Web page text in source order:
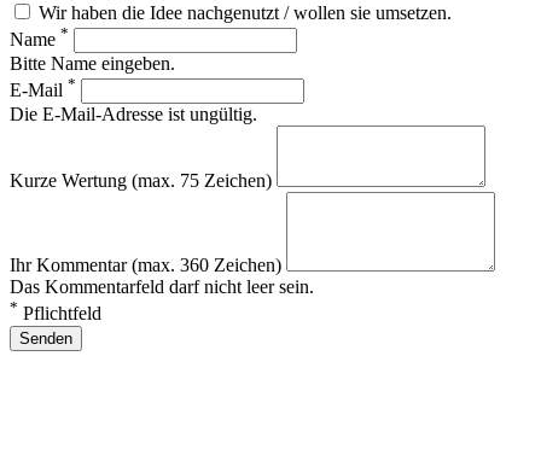
Wir haben die Idee nachgenutzt / wollen sie umsetzen.
Name *
Bitte Name eingeben.
E-Mail *
Die E-Mail-Adresse ist ungültig.
Kurze Wertung (max. 75 Zeichen)
Ihr Kommentar (max. 360 Zeichen)
Das Kommentarfeld darf nicht leer sein.
* Pflichtfeld
Senden